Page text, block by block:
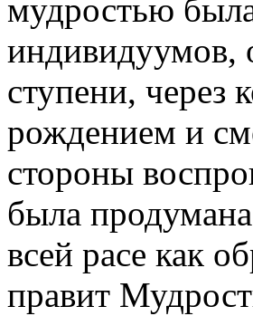
мудростью
индивидуумов,
ступени, через
рождением и
стороны
была
всей расе как
правит